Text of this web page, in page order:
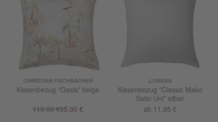
CHRISTIAN FISCHBACHER
Kissenbezug "Oasis" beige
110,00 €95,00 €
LORENA
Kissenbezug "Classic Mako
Satin Uni" silber
ab 11,95 €